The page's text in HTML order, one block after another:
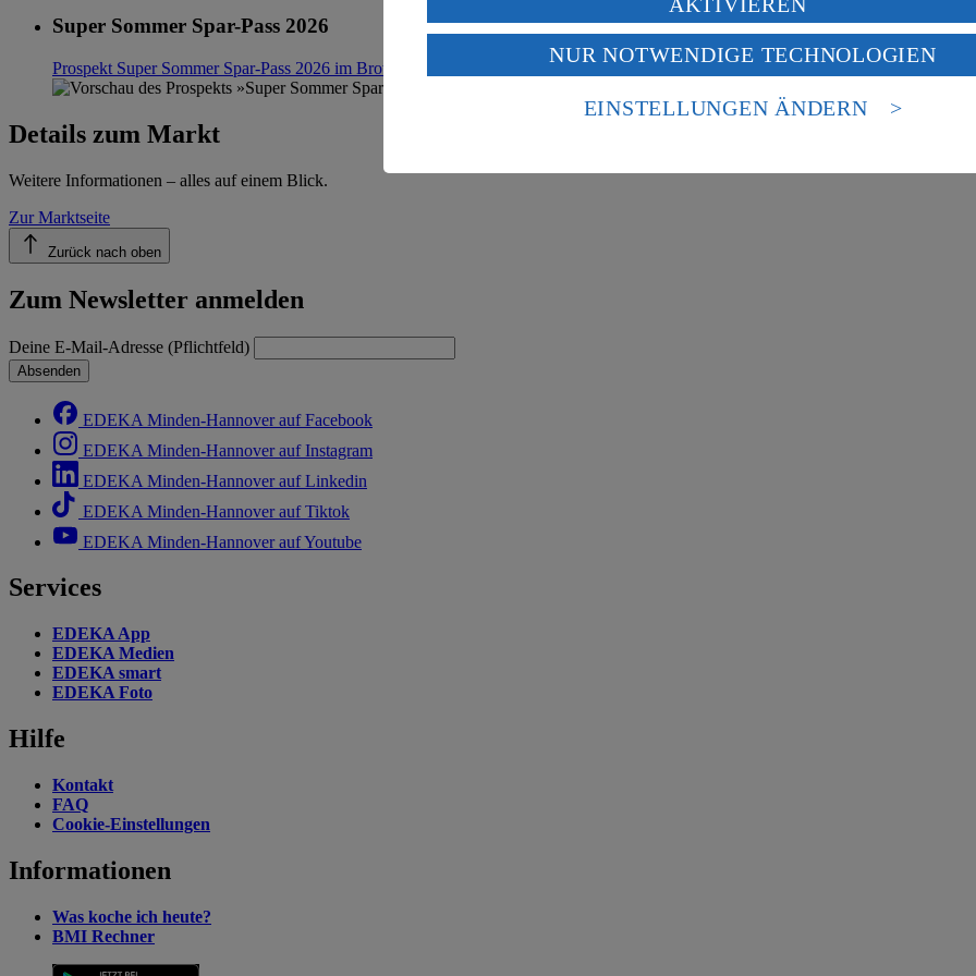
Super Sommer Spar-Pass 2026
Prospekt Super Sommer Spar-Pass 2026 im Browser
Details zum Markt
Weitere Informationen – alles auf einem Blick.
Zur Marktseite
Zurück nach oben
Zum Newsletter anmelden
Deine E-Mail-Adresse (Pflichtfeld)
Absenden
EDEKA Minden-Hannover auf Facebook
EDEKA Minden-Hannover auf Instagram
EDEKA Minden-Hannover auf Linkedin
EDEKA Minden-Hannover auf Tiktok
EDEKA Minden-Hannover auf Youtube
Services
EDEKA App
EDEKA Medien
EDEKA smart
EDEKA Foto
Hilfe
Kontakt
FAQ
Cookie-Einstellungen
Informationen
Was koche ich heute?
BMI Rechner
Wenn du auf „Aktivieren“ klickst, willigst du im Sinne des Art. 49 Abs. 1 Satz 1 lit.
ein, dass deine Daten in den USA verarbeitet werden. Der EuGH sieht die USA als
einem nach europäischen Standards nicht angemessenen Datenschutzniveau an. Es
Risiko eines Zugriffs durch US-amerikanische Behörden.
NUR NOTWENDIGE TECHNOLOGIEN
EINSTELLUNGEN ÄNDERN